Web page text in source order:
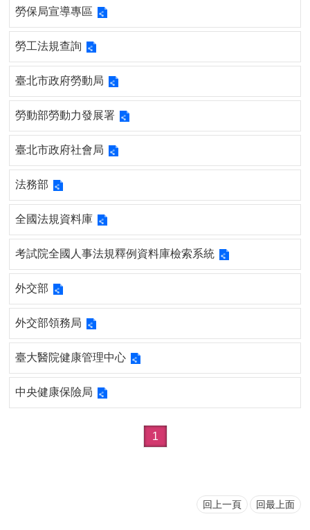
勞保局宣導專區
勞工法規查詢
臺北市政府勞動局
勞動部勞動力發展署
臺北市政府社會局
法務部
全國法規資料庫
考試院全國人事法規釋例資料庫檢索系統
外交部
外交部領務局
臺大醫院健康管理中心
中央健康保險局
1
回上一頁 回最上面